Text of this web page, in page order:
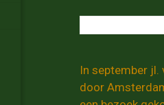
In september jl.
door